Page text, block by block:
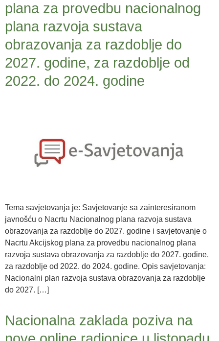
plana za provedbu nacionalnog
plana razvoja sustava
obrazovanja za razdoblje do
2027. godine, za razdoblje od
2022. do 2024. godine
Tema savjetovanja je: Savjetovanje sa zainteresiranom
javnošću o Nacrtu Nacionalnog plana razvoja sustava
obrazovanja za razdoblje do 2027. godine i savjetovanje o
Nacrtu Akcijskog plana za provedbu nacionalnog plana
razvoja sustava obrazovanja za razdoblje do 2027. godine,
za razdoblje od 2022. do 2024. godine. Opis savjetovanja:
Nacionalni plan razvoja sustava obrazovanja za razdoblje
do 2027. […]
Nacionalna zaklada poziva na